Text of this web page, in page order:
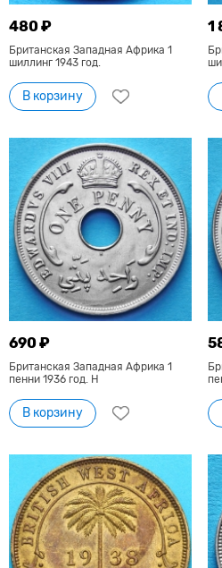
480 ₽
Британская Западная Африка 1
шиллинг 1943 год.
В корзину
1
690 ₽
Британская Западная Африка 1
пенни 1936 год. Н
В корзину